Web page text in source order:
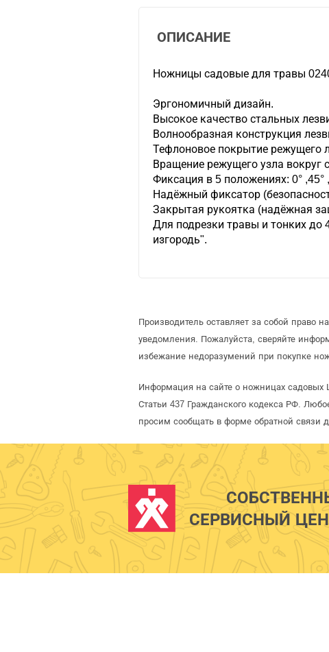
ОПИСАНИЕ
Ножницы садовые для травы
Эргономичный дизайн.
Высокое качество стальных
Волнообразная конструкция
Тефлоновое покрытие режущего
Вращение режущего узла вокруг
Фиксация в 5 положениях: 0° ,45°
Надёжный фиксатор
Закрытая рукоятка (надёжная
Для подрезки травы и тонких до
изгородь".
Производитель оставляет за собой право
уведомления. Пожалуйста, сверяйте
избежание недоразумений при покупке
Информация на сайте о ножницах садовых
Статьи 437 Гражданского кодекса РФ.
просим сообщать в форме обратной связи
СЕРВИСНЫЙ